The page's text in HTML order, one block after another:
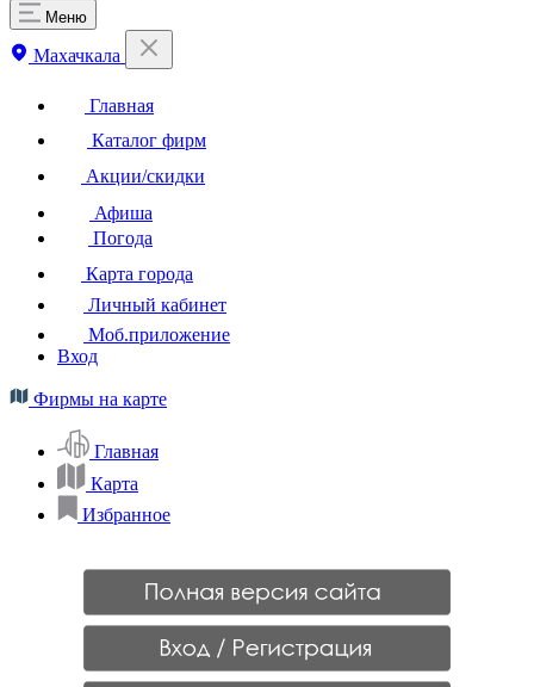
Меню
Махачкала
Главная
Каталог фирм
Акции/скидки
Афиша
Погода
Карта города
Личный кабинет
Моб.приложение
Вход
Фирмы на карте
Главная
Карта
Избранное